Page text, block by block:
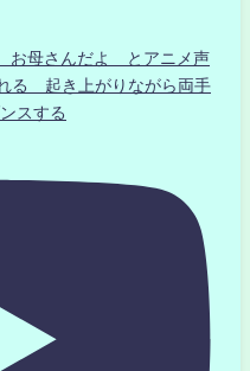
母さんだよ とアニメ声
る 起き上がりながら両手
スする